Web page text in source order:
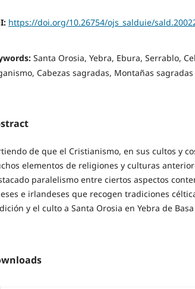
https://doi.org/10.26754/ojs_salduie/
Santa Orosia, Yebra, Ebura, Serrablo,
Cabezas sagradas, Montañas sagradas
de que el Cristianismo, en sus cultos y
elementos de religiones y culturas
paralelismo entre ciertos aspectos
e irlandeses que recogen tradiciones
y el culto a Santa Orosia en Yebra de Basa